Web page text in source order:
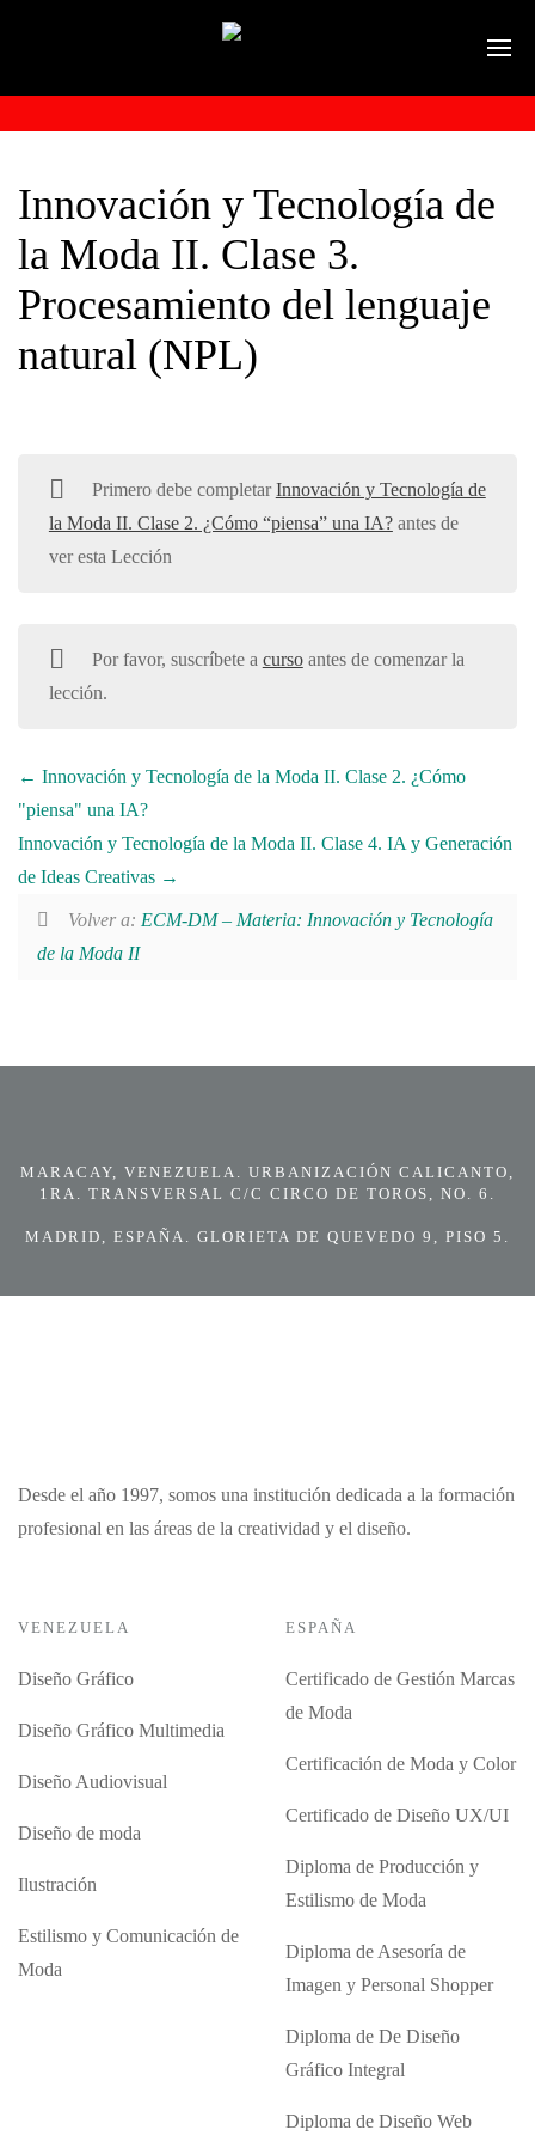
Innovación y Tecnología de
la Moda II. Clase 3.
Procesamiento del lenguaje
natural (NPL)
Primero debe completarInnovación y Tecnología de
la Moda II. Clase 2. ¿Cómo “piensa” una IA?antes de
ver esta Lección
Por favor, suscríbete a cursoantes de comenzar la
lección.
Innovación y Tecnología de la Moda II. Clase 2. ¿Cómo
"piensa" una IA?
Innovación y Tecnología de la Moda II. Clase 4. IA y Generación
de Ideas Creativas
Volver a: ECM-DM – Materia: Innovación y Tecnología
de la Moda II
MARACAY, VENEZUELA. URBANIZACIÓN CALICANTO,
1RA. TRANSVERSAL C/C CIRCO DE TOROS, NO. 6.
MADRID, ESPAÑA. GLORIETA DE QUEVEDO 9, PISO 5.
Desde el año 1997, somos una institución dedicada a la formación
profesional en las áreas de la creatividad y el diseño.
VENEZUELA
Diseño Gráfico
Diseño Gráfico Multimedia
Diseño Audiovisual
Diseño de moda
Ilustración
Estilismo y Comunicación de
Moda
ESPAÑA
Certificado de Gestión Marcas
de Moda
Certificación de Moda y Color
Certificado de Diseño UX/UI
Diploma de Producción y
Estilismo de Moda
Diploma de Asesoría de
Imagen y Personal Shopper
Diploma de De Diseño
Gráfico Integral
Diploma de Diseño Web